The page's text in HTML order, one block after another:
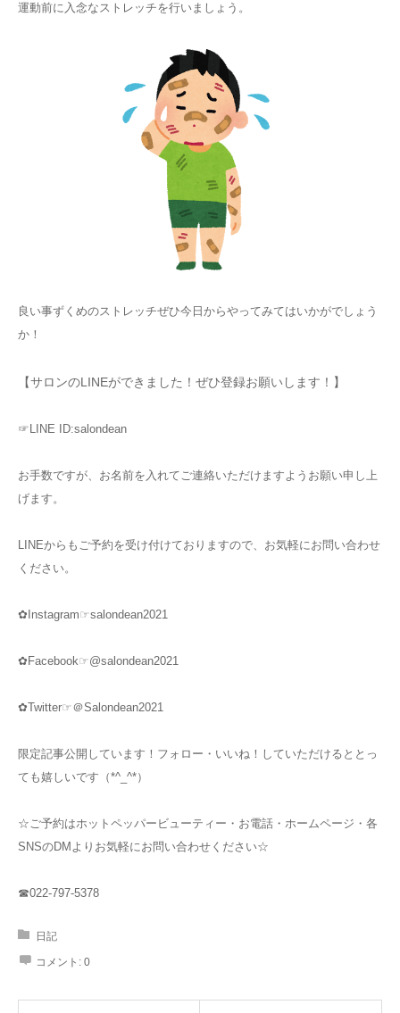
運動前に入念なストレッチを行いましょう。
良い事ずくめのストレッチぜひ今日からやってみてはいかがでしょう
か！
【サロンのLINEができました！ぜひ登録お願いします！】
☞LINE ID:salondean
お手数ですが、お名前を入れてご連絡いただけますようお願い申し上
げます。
LINEからもご予約を受け付けておりますので、お気軽にお問い合わせ
ください。
✿Instagram☞salondean2021
✿Facebook☞@salondean2021
✿Twitter☞＠Salondean2021
限定記事公開しています！フォロー・いいね！していただけるととっ
ても嬉しいです（*^_^*）
☆ご予約はホットペッパービューティー・お電話・ホームページ・各
SNSのDMよりお気軽にお問い合わせください☆
☎022-797-5378
日記
コメント: 0